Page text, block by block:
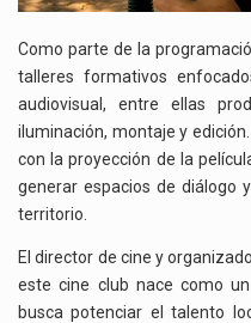
Como parte de la
talleres formativos
audiovisual, entre ellas
iluminación, montaje y
con la proyección de la
generar espacios de diálogo
territorio.
El director de cine y
este cine club nace como
busca potenciar el talento